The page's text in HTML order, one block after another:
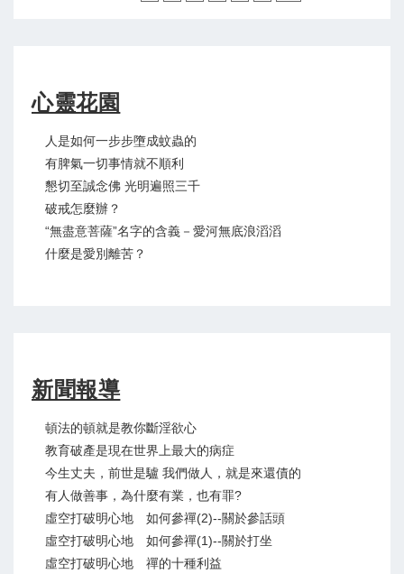
心靈花園
人是如何一步步墮成蚊蟲的
有脾氣一切事情就不順利
懇切至誠念佛 光明遍照三千
破戒怎麼辦？
“無盡意菩薩”名字的含義－愛河無底浪滔滔
什麼是愛別離苦？
新聞報導
頓法的頓就是教你斷淫欲心
教育破產是現在世界上最大的病症
今生丈夫，前世是驢 我們做人，就是來還債的
有人做善事，為什麼有業，也有罪?
虛空打破明心地 如何參禪(2)--關於參話頭
虛空打破明心地 如何參禪(1)--關於打坐
虛空打破明心地 禪的十種利益